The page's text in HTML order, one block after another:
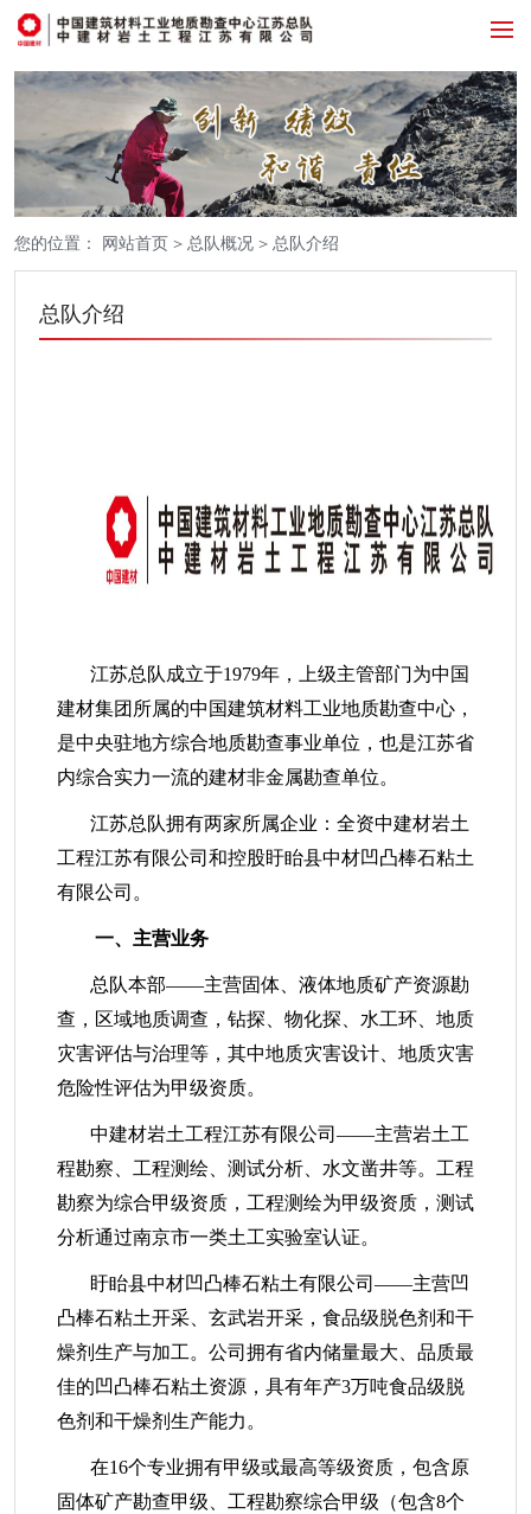
您的位置： 网站首页 > 总队概况 > 总队介绍
总队介绍
江苏总队成立于1979年，上级主管部门为中国
建材集团所属的中国建筑材料工业地质勘查中心，
是中央驻地方综合地质勘查事业单位，也是江苏省
内综合实力一流的建材非金属勘查单位。
江苏总队拥有两家所属企业：全资中建材岩土
工程江苏有限公司和控股盱眙县中材凹凸棒石粘土
有限公司。
一、主营业务
总队本部——主营固体、液体地质矿产资源勘
查，区域地质调查，钻探、物化探、水工环、地质
灾害评估与治理等，其中地质灾害设计、地质灾害
危险性评估为甲级资质。
中建材岩土工程江苏有限公司——主营岩土工
程勘察、工程测绘、测试分析、水文凿井等。工程
勘察为综合甲级资质，工程测绘为甲级资质，测试
分析通过南京市一类土工实验室认证。
盱眙县中材凹凸棒石粘土有限公司——主营凹
凸棒石粘土开采、玄武岩开采，食品级脱色剂和干
燥剂生产与加工。公司拥有省内储量最大、品质最
佳的凹凸棒石粘土资源，具有年产3万吨食品级脱
色剂和干燥剂生产能力。
在16个专业拥有甲级或最高等级资质，包含原
固体矿产勘查甲级、工程勘察综合甲级（包含8个